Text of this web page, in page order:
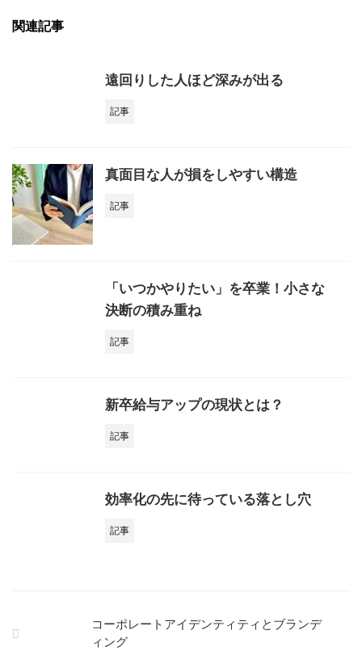
関連記事
遠回りした人ほど深みが出る
記事
真面目な人が損をしやすい構造
記事
「いつかやりたい」を卒業！小さな
決断の積み重ね
記事
新卒給与アップの現状とは？
記事
効率化の先に待っている落とし穴
記事
コーポレートアイデンティティとブランデ
ィング